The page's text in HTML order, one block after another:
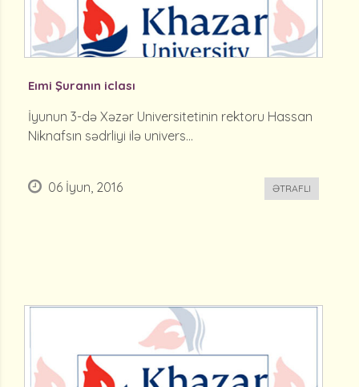
Eımi Şuranın iclası
İyunun 3-də Xəzər Universitetinin rektoru Hassan
Niknafsın sədrliyi ilə univers...
06 İyun, 2016 ƏTRAFLI